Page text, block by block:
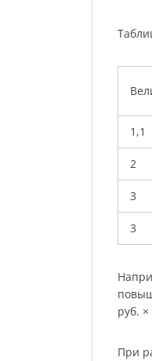
1,1
2
3
3
руб.
При